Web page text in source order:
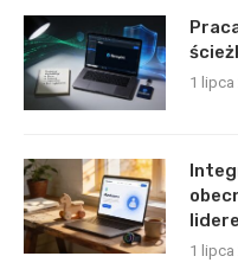
1 lipca
1 lipca